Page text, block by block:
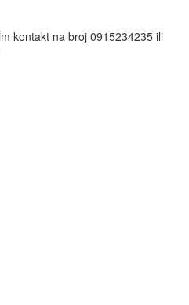
kontakt na broj 0915234235 ili